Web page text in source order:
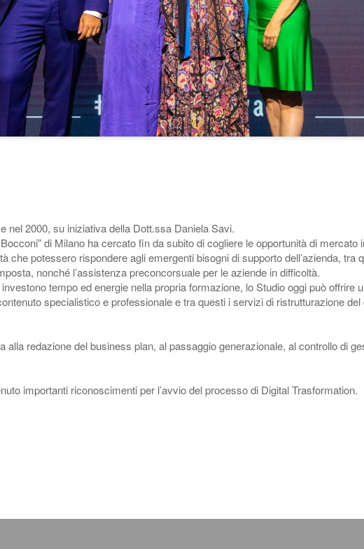
2000, su iniziativa della Dott.ssa Daniela Savi.
di Milano ha cercato fin da subito di cogliere le opportunità di mercato
potessero rispondere agli emergenti bisogni di supporto dell’azienda, tra
nonché l’assistenza preconcorsuale per le aziende in difficoltà.
tempo ed energie nella propria formazione, lo Studio oggi può offrire
specialistico e professionale e tra questi i servizi di ristrutturazione
redazione del business plan, al passaggio generazionale, al controllo di
importanti riconoscimenti per l’avvio del processo di Digital Trasformation.